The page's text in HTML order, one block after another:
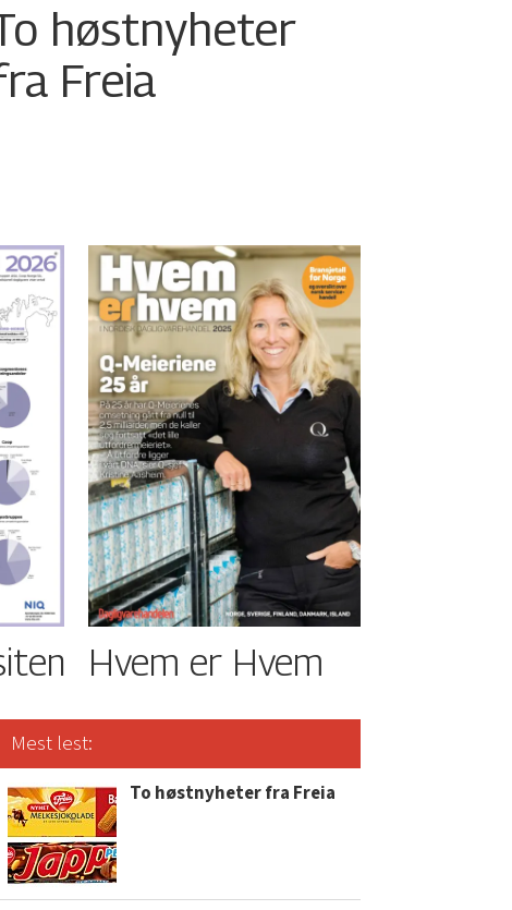
høstnyheter
Freia
Hvem er Hvem
Mest lest:
To høstnyheter fra Freia